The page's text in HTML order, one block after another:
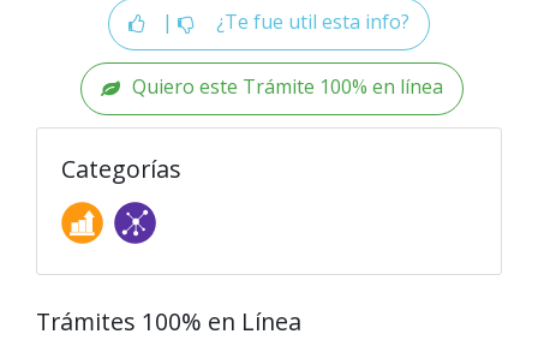
| ¿Te fue util esta info?
Quiero este Trámite 100% en línea
Categorías
Trámites 100% en Línea